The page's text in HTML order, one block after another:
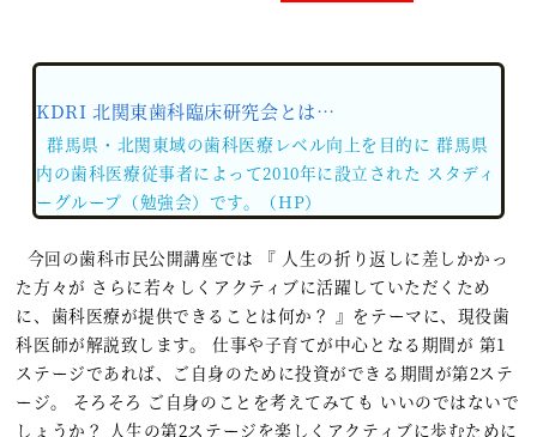
KDRI 北関東歯科臨床研究会とは…
群馬県・北関東域の歯科医療レベル向上を目的に群馬県
内の歯科医療従事者によって2010年に設立された スタディ
ーグループ（勉強会）です。（HP）
今回の歯科市民公開講座では 『 人生の折り返しに差しかかっ
た方々が さらに若々しくアクティブに活躍していただくため
に、歯科医療が提供できることは何か？ 』をテーマに、現役歯
科医師が解説致します。 仕事や子育てが中心となる期間が 第1
ステージであれば、ご自身のために投資ができる期間が第2ステ
ージ。 そろそろ ご自身のことを考えてみても いいのではないで
しょうか？ 人生の第2ステージを楽しくアクティブに歩むために